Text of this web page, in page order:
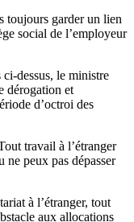
toujours garder un lien
social de l’employeur
dessus, le ministre
dérogation et
d’octroi des
travail à l’étranger
ne peux pas dépasser
à l’étranger, tout
aux allocations